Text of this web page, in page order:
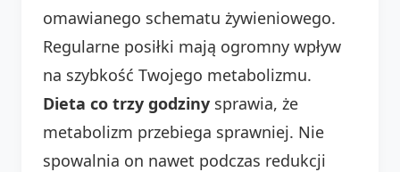
omawianego schematu żywieniowego.
Regularne posiłki mają ogromny wpływ
na szybkość Twojego metabolizmu.
Dieta co trzy godziny sprawia, że
metabolizm przebiega sprawniej. Nie
spowalnia on nawet podczas redukcji